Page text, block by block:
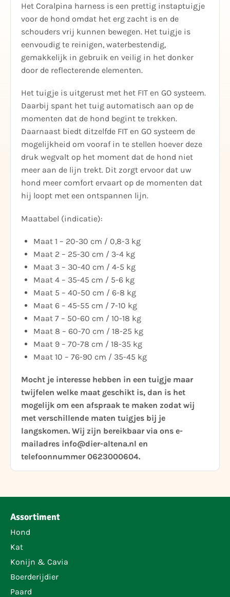
Het Coralpina harness is een prettig instaptuigje
voor de hond omdat het erg zacht is en de
schouders vrij kunnen bewegen. Het tuigje is
eenvoudig te reinigen, waterbestendig,
gemakkelijk in gebruik en veilig in het donker
door de reflecterende elementen.
Het tuigje is uitgerust met het FIT en GO systeem.
Daarbij spant het tuig automatisch aan op de
momenten dat de hond begint te trekken.
Daarnaast biedt ditzelfde FIT en GO systeem de
mogelijkheid om vooraf in te stellen hoever deze
druk wegvalt op het moment dat de hond niet
meer aan de lijn trekt. Dit zorgt ervoor dat uw
hond meer comfort ervaart op de momenten dat
hij loopt met een ontspannen lijn.
Maattabel (indicatie):
Maat 1 – 20-30 cm / 0,8-3 kg
Maat 2 – 25-30 cm / 3-4 kg
Maat 3 – 30-40 cm / 4-5 kg
Maat 4 – 35-45 cm / 5-6 kg
Maat 5 – 40-50 cm / 6-8 kg
Maat 6 – 45-55 cm / 7-10 kg
Maat 7 – 50-60 cm / 10-18 kg
Maat 8 – 60-70 cm / 18-25 kg
Maat 9 – 70-78 cm / 18-35 kg
Maat 10 – 76-90 cm / 35-45 kg
Mocht je interesse hebben in een tuigje maar
twijfelen welke maat geschikt is, dan is het
mogelijk om een afspraak te maken zodat wij
met verschillende maten tuigjes bij je
langskomen. Wij zijn bereikbaar via ons e-
mailadres info@dier-altena.nl en
telefoonnummer0623000604.
Assortiment
Hond
Kat
Konijn & Cavia
Boerderijdier
Paard